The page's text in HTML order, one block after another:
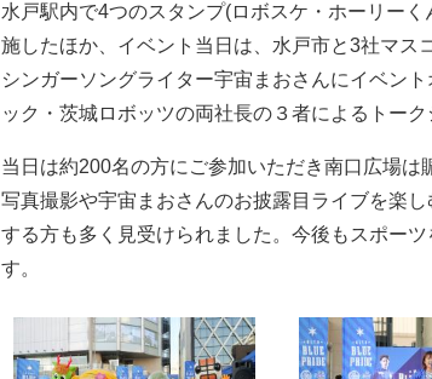
水戸駅内で4つのスタンプ(ロボスケ・ホーリー
施したほか、イベント当日は、水戸市と3社マス
シンガーソングライター宇宙まおさんにイベン
ック・茨城ロボッツの両社長の３者によるトーク
当日は約200名の方にご参加いただき南口広場
写真撮影や宇宙まおさんのお披露目ライブを楽
する方も多く見受けられました。今後もスポー
す。